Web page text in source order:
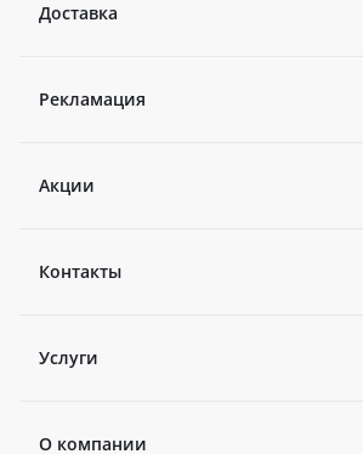
Доставка
Рекламация
Акции
Контакты
Услуги
О компании